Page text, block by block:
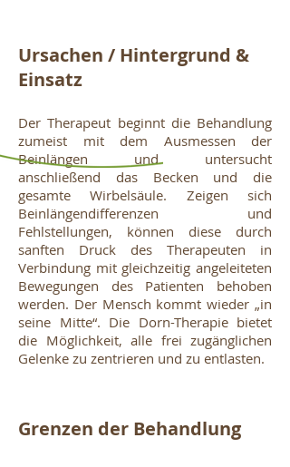
Ursachen / Hintergrund &
Einsatz
Der Therapeut beginnt die Behandlung
zumeist mit dem Ausmessen der
Beinlängen und untersucht
anschließend das Becken und die
gesamte Wirbelsäule. Zeigen sich
Beinlängendifferenzen und
Fehlstellungen, können diese durch
sanften Druck des Therapeuten in
Verbindung mit gleichzeitig angeleiteten
Bewegungen des Patienten behoben
werden. Der Mensch kommt wieder „in
seine Mitte“. Die Dorn-Therapie bietet
die Möglichkeit, alle frei zugänglichen
Gelenke zu zentrieren und zu entlasten.
Grenzen der Behandlung